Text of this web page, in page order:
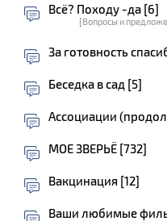
Всё? Походу -да [6]
[Вопросы и
За готовность
Беседка в сад [5]
Ассоциации
МОЕ ЗВЕРЬЁ [732]
Вакцинация [12]
Ваши любимые